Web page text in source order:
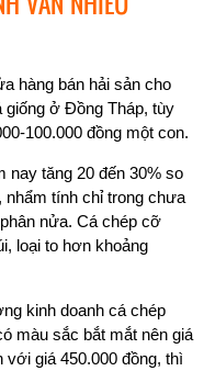
hàng bán hải sản cho
giống ở Đồng Tháp, tùy
100.000 đồng một con.
nay tăng 20 đến 30% so
tính chỉ trong chưa
nửa. Cá chép cỡ
loại to hơn khoảng
kinh doanh cá chép
màu sắc bắt mắt nên giá
giá 450.000 đồng, thì